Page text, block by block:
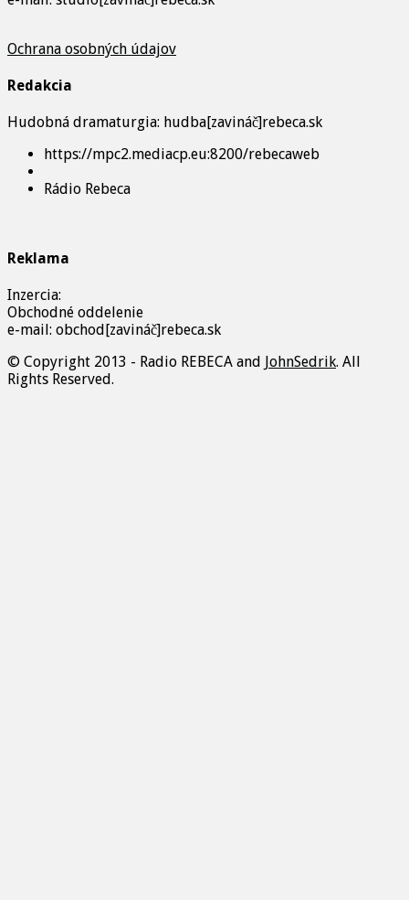
Ochrana osobných údajov
Redakcia
Hudobná dramaturgia: hudba[zavináč]rebeca.sk
https://mpc2.mediacp.eu:8200/rebecaweb
Rádio Rebeca
Reklama
Inzercia:
Obchodné oddelenie
e-mail: obchod[zavináč]rebeca.sk
© Copyright 2013 - Radio REBECA and JohnSedrik. All
Rights Reserved.